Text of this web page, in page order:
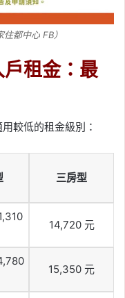
都中心 FB）
租金：最
較低的租金級別：
三房型
14,720 元
15,350 元